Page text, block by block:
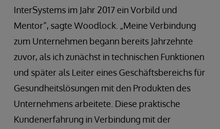
InterSystems im Jahr 2017 ein Vorbild und
Mentor“, sagte Woodlock. „Meine Verbindung
zum Unternehmen begann bereits Jahrzehnte
zuvor, als ich zunächst in technischen Funktionen
und später als Leiter eines Geschäftsbereichs für
Gesundheitslösungen mit den Produkten des
Unternehmens arbeitete. Diese praktische
Kundenerfahrung in Verbindung mit der